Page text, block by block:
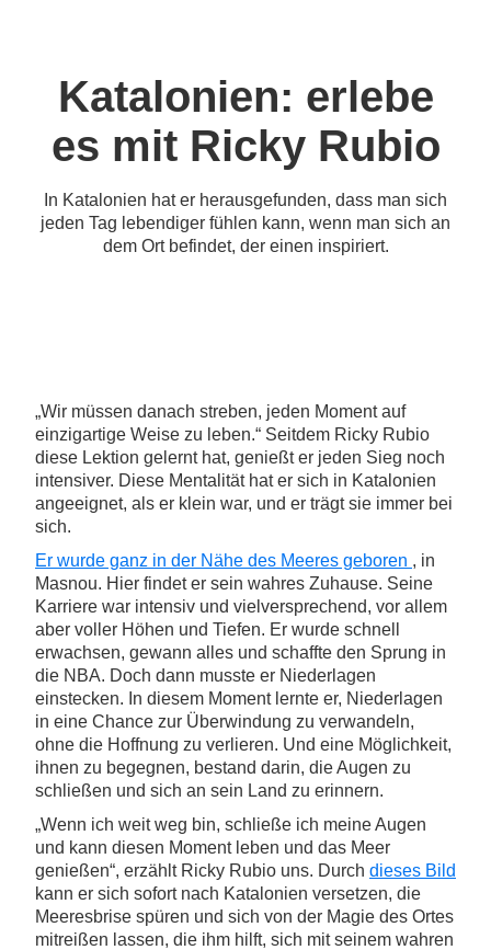
Katalonien: erlebe
es mit Ricky Rubio
In Katalonien hat er herausgefunden, dass man sich
jeden Tag lebendiger fühlen kann, wenn man sich an
dem Ort befindet, der einen inspiriert.
„Wir müssen danach streben, jeden Moment auf
einzigartige Weise zu leben.“ Seitdem Ricky Rubio
diese Lektion gelernt hat, genießt er jeden Sieg noch
intensiver. Diese Mentalität hat er sich in Katalonien
angeeignet, als er klein war, und er trägt sie immer bei
sich.
Er wurde ganz in der Nähe des Meeres geboren , in
Masnou. Hier findet er sein wahres Zuhause. Seine
Karriere war intensiv und vielversprechend, vor allem
aber voller Höhen und Tiefen. Er wurde schnell
erwachsen, gewann alles und schaffte den Sprung in
die NBA. Doch dann musste er Niederlagen
einstecken. In diesem Moment lernte er, Niederlagen
in eine Chance zur Überwindung zu verwandeln,
ohne die Hoffnung zu verlieren. Und eine Möglichkeit,
ihnen zu begegnen, bestand darin, die Augen zu
schließen und sich an sein Land zu erinnern.
„Wenn ich weit weg bin, schließe ich meine Augen
und kann diesen Moment leben und das Meer
genießen“, erzählt Ricky Rubio uns. Durch dieses Bild
kann er sich sofort nach Katalonien versetzen, die
Meeresbrise spüren und sich von der Magie des Ortes
mitreißen lassen, die ihm hilft, sich mit seinem wahren